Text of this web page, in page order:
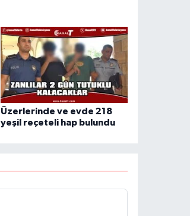
Üzerlerinde ve evde 218
yeşil reçeteli hap bulundu